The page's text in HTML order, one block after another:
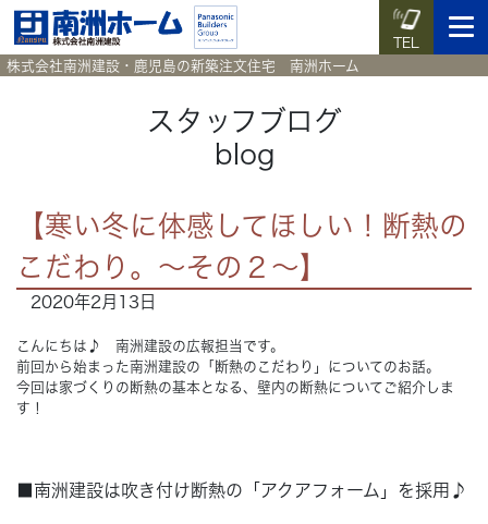
TEL
暮らしのコラム
HOME
News 新着情報
Works 施工実例集
Blog 暮らしのコラム
株式会社南洲建設・鹿児島の新築注文住宅 南洲ホーム
スタッフブログ
blog
【寒い冬に体感してほしい！断熱の
こだわり。～その２～】
2020年2月13日
こんにちは♪ 南洲建設の広報担当です。
前回から始まった南洲建設の「断熱のこだわり」についてのお話。
今回は家づくりの断熱の基本となる、壁内の断熱についてご紹介しま
す！
■南洲建設は吹き付け断熱の「アクアフォーム」を採用♪